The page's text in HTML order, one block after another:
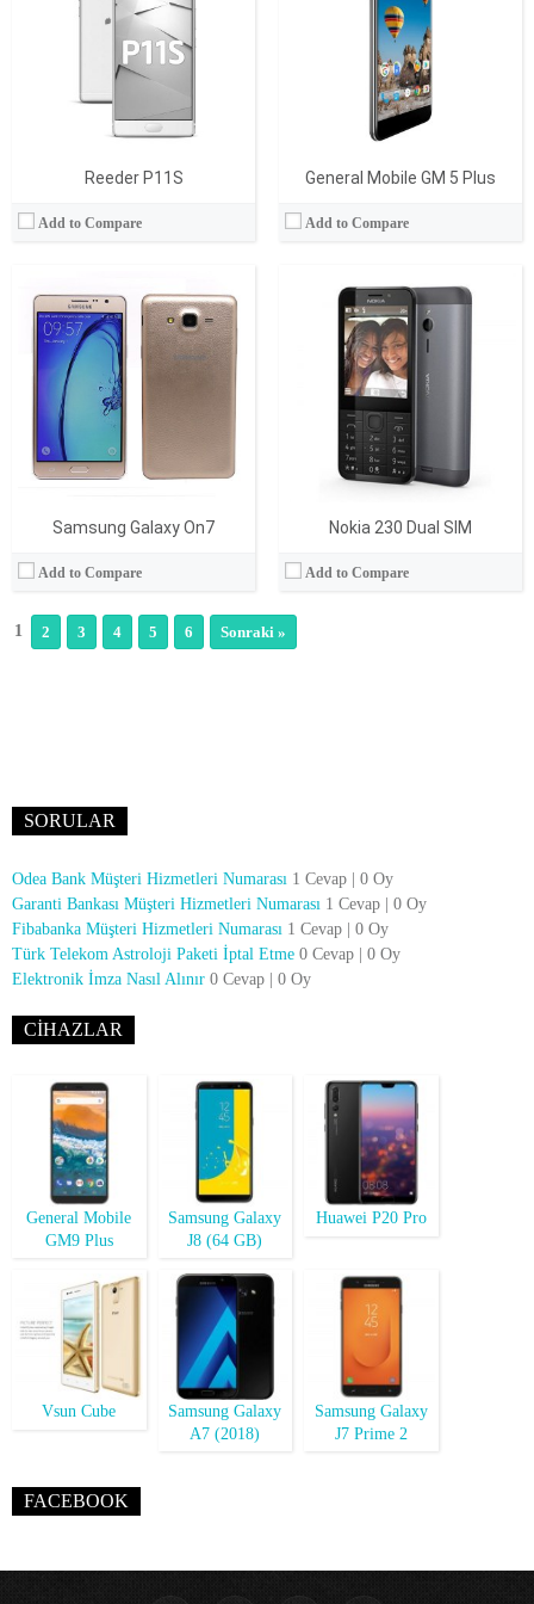
Reeder P11S
Add to Compare
General Mobile GM 5 Plus
Add to Compare
Samsung Galaxy On7
Add to Compare
5.5 İnç
Android
3000 mAh
View Details →
Nokia 230 Dual SIM
Add to Compare
2 MP
İşletim Sistemi:Series 30+
1200 mAh
View Details →
1 2 3 4 5 6 Sonraki »
SORULAR
Odea Bank Müşteri Hizmetleri Numarası 1 Cevap
0 Oy
Garanti Bankası Müşteri Hizmetleri Numarası 1 Cevap
0 Oy
Fibabanka Müşteri Hizmetleri Numarası 1 Cevap
0 Oy
Türk Telekom Astroloji Paketi İptal Etme 0 Cevap
0 Oy
Elektronik İmza Nasıl Alınır 0 Cevap 0 Oy
CIHAZLAR
General Mobile
GM9 Plus
Samsung Galaxy
J8 (64 GB)
Huawei P20 Pro
Vsun Cube
Samsung Galaxy
A7 (2018)
Samsung Galaxy
J7 Prime 2
FACEBOOK